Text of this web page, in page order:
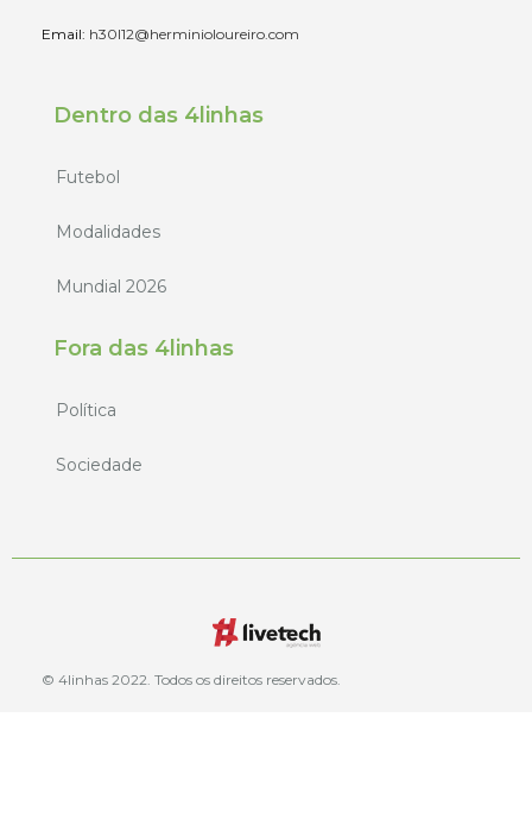
Email: h30l12@herminioloureiro.com
Dentro das 4linhas
Futebol
Modalidades
Mundial 2026
Fora das 4linhas
Política
Sociedade
© 4linhas 2022. Todos os direitos reservados.